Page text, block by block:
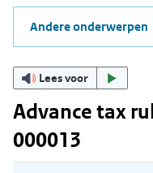
Andere onderwerpen
Lees voor
Advance tax
000013